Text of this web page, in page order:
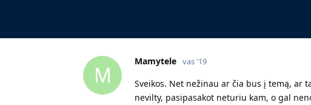
M
Mamytele vas '19
Sveikos. Net nežinau ar čia bus į temą, ar
nevilty, pasipasakot neturiu kam, o gal